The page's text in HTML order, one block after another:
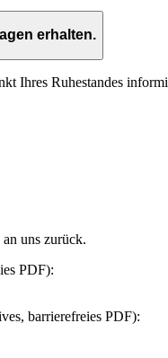
erhalten.
Ihres Ruhestandes
an uns zurück.
PDF):
barrierefreies PDF):